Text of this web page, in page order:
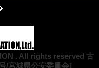
. All rights reserved 古
/宮城県公安委員会]